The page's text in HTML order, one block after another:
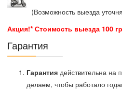
(Возможность выезда
Акция!* Стоимость выезда 100
Гарантия
Гарантия действительна на
делаем, чтобы работало